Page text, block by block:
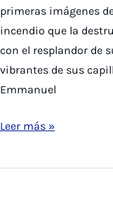
primeras imágenes
incendio que la
con el resplandor de
vibrantes de sus
Emmanuel
Las
Noticias:
Leer más »